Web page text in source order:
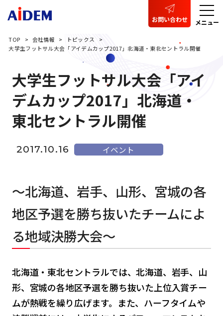
お問い合わせ メニュー
TOP 会社情報
トピックス
大学生フットサル大会「アイデムカップ2017」北海道・東北セントラル開催
大学生フットサル大会「アイ
デムカップ2017」北海道・
東北セントラル開催
2017.10.16 イベント
～北海道、岩手、山形、宮城の各
地区予選を勝ち抜いたチームによ
る地域決勝大会～
北海道・東北セントラルでは、北海道、岩手、山
形、宮城の各地区予選を勝ち抜いた上位入賞チー
ムが熱戦を繰り広げます。また、ハーフタイムや